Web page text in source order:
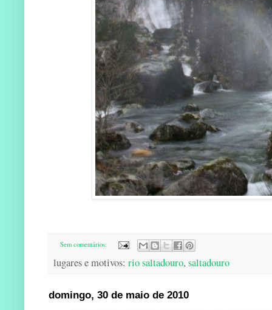
Sem comentários:
lugares e motivos: rio saltadouro, saltadouro
domingo, 30 de maio de 2010